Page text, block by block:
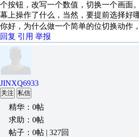
个按钮，改写一个数值，切换一个画面
幕上操作了什么，当然，要提前选择
你好，为什么做一个简单的位切换动作
回复 引用 举报
JINXQ6933
关注 私信
精华：0帖
求助：0帖
帖子：0帖 | 327回